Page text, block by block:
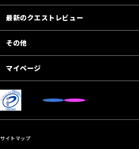
最新のクエストレビュー
その他
マイページ
サイトマップ